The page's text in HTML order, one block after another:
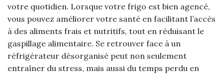
votre quotidien. Lorsque votre frigo est bien agencé,
vous pouvez améliorer votre santé en facilitant l’accès
à des aliments frais et nutritifs, tout en réduisant le
gaspillage alimentaire. Se retrouver face à un
réfrigérateur désorganisé peut non seulement
entraîner du stress, mais aussi du temps perdu en